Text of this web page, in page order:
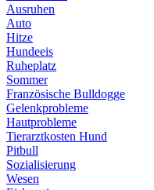
Ausruhen
Auto
Hitze
Hundeeis
Ruheplatz
Sommer
Französische Bulldogge
Gelenkprobleme
Hautprobleme
Tierarztkosten Hund
Pitbull
Sozialisierung
Wesen